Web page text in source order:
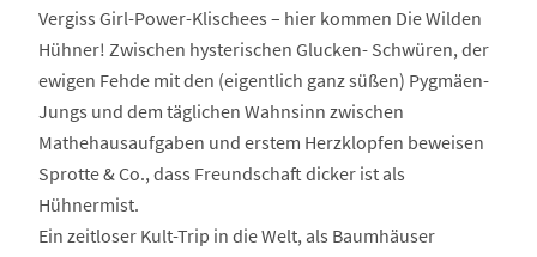
Vergiss Girl-Power-Klischees – hier kommen Die Wilden
Hühner! Zwischen hysterischen Glucken- Schwüren, der
ewigen Fehde mit den (eigentlich ganz süßen) Pygmäen-
Jungs und dem täglichen Wahnsinn zwischen
Mathehausaufgaben und erstem Herzklopfen beweisen
Sprotte & Co., dass Freundschaft dicker ist als
Hühnermist.
Ein zeitloser Kult-Trip in die Welt, als Baumhäuser